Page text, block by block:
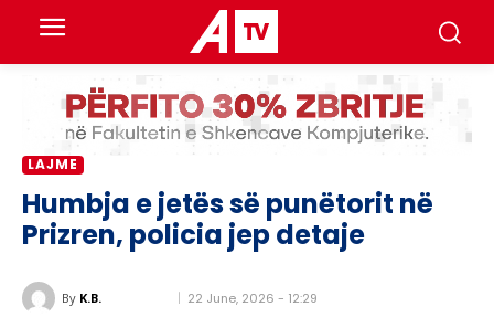
LAJME
Humbja e jetës së punëtorit në
Prizren, policia jep detaje
By K.B. 22 June, 2026 - 12:29